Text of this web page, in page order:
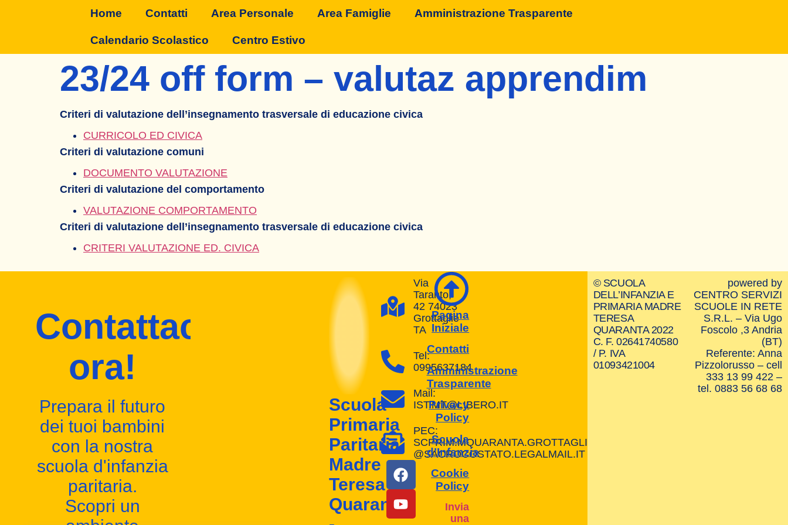
Home Contatti Area Personale Area Famiglie Amministrazione Trasparente
Calendario Scolastico Centro Estivo
23/24 off form – valutaz apprendim
Criteri di valutazione dell’insegnamento trasversale di educazione civica
CURRICOLO ED CIVICA
Criteri di valutazione comuni
DOCUMENTO VALUTAZIONE
Criteri di valutazione del comportamento
VALUTAZIONE COMPORTAMENTO
Criteri di valutazione dell’insegnamento trasversale di educazione civica
CRITERI VALUTAZIONE ED. CIVICA
Contattaci
ora!
Prepara il futuro
dei tuoi bambini
con la nostra
scuola d'infanzia
paritaria.
Scopri un
Scuola
Primaria
Paritaria
Madre
Teresa
Quaranta
Via
Taranto,
42 74023
Grottaglie
TA
Tel:
0995637184
Mail:
IST.MT@LIBERO.IT
PEC:
SCPRIM.MQUARANTA.GROTTAGLIE
@SACROCOSTATO.LEGALMAIL.IT
Pagina
Iniziale
Contatti
Amministrazione
Trasparente
Privacy
Policy
Scuola
d’Infanzia
Cookie
Policy
Invia
una
© SCUOLA
DELL’INFANZIA E
PRIMARIA MADRE
TERESA
QUARANTA 2022
C. F. 02641740580
/ P. IVA
01093421004
powered by
CENTRO SERVIZI
SCUOLE IN RETE
S.R.L. – Via Ugo
Foscolo ,3 Andria
(BT)
Referente: Anna
Pizzolorusso – cell
333 13 99 422 –
tel. 0883 56 68 68